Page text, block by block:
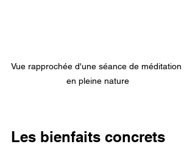
Vue rapprochée d'une séance de méditation
en pleine nature
Les bienfaits concrets